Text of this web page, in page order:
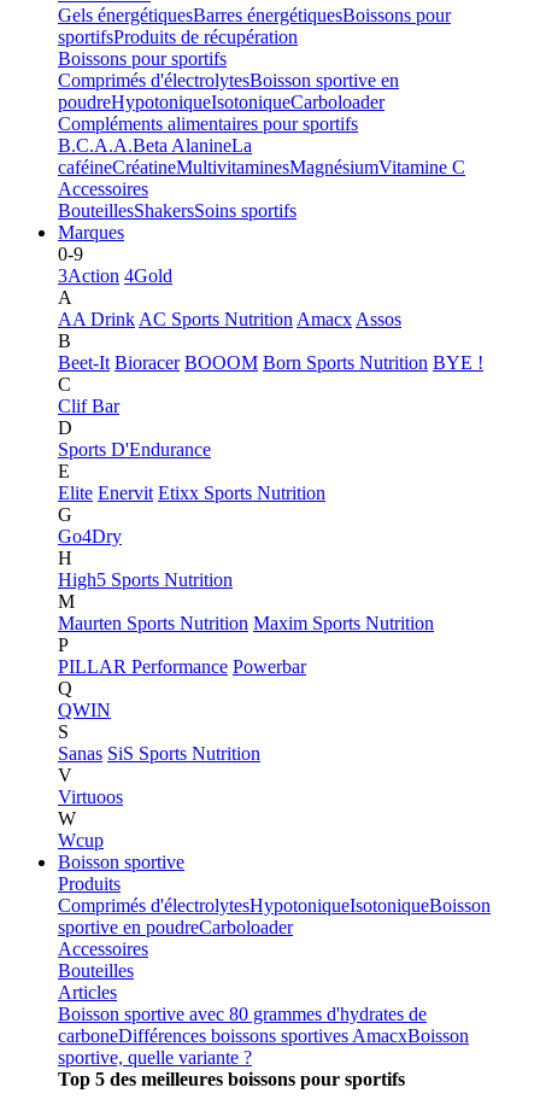
Gels énergétiquesBarres énergétiquesBoissons pour
sportifsProduits de récupération
Boissons pour sportifs
Comprimés d'électrolytesBoisson sportive en
poudreHypotoniqueIsotoniqueCarboloader
Compléments alimentaires pour sportifs
B.C.A.A.Beta AlanineLa
caféineCréatineMultivitaminesMagnésiumVitamine C
Accessoires
BouteillesShakersSoins sportifs
Marques
0-9
3Action 4Gold
A
AA Drink AC Sports Nutrition Amacx Assos
B
Beet-It Bioracer BOOOM Born Sports Nutrition BYE !
C
Clif Bar
D
Sports D'Endurance
E
Elite Enervit Etixx Sports Nutrition
G
Go4Dry
H
High5 Sports Nutrition
M
Maurten Sports Nutrition Maxim Sports Nutrition
P
PILLAR Performance Powerbar
Q
QWIN
S
Sanas SiS Sports Nutrition
V
Virtuoos
W
Wcup
Boisson sportive
Produits
Comprimés d'électrolytesHypotoniqueIsotoniqueBoisson
sportive en poudreCarboloader
Accessoires
Bouteilles
Articles
Boisson sportive avec 80 grammes d'hydrates de
carboneDifférences boissons sportives AmacxBoisson
sportive, quelle variante ?
Top 5 des meilleures boissons pour sportifs